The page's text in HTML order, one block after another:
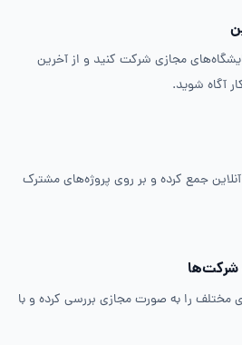
مجازی شرکت کنید و از آخرین
آگاه شوید.
جمع کرده و بر روی پروژه‌های مشترک
شرکت‌ها
را به صورت مجازی بررسی کرده و با